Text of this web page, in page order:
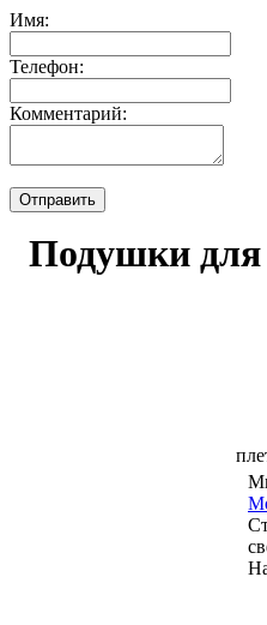
Имя:
Телефон:
Комментарий:
Подушки для